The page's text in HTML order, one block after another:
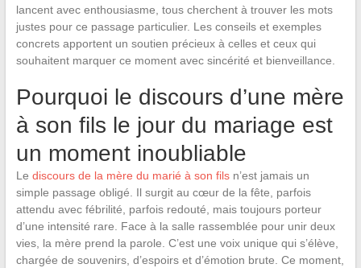
lancent avec enthousiasme, tous cherchent à trouver les mots
justes pour ce passage particulier. Les conseils et exemples
concrets apportent un soutien précieux à celles et ceux qui
souhaitent marquer ce moment avec sincérité et bienveillance.
Pourquoi le discours d’une mère
à son fils le jour du mariage est
un moment inoubliable
Le discours de la mère du marié à son filsn’est jamais un
simple passage obligé. Il surgit au cœur de la fête, parfois
attendu avec fébrilité, parfois redouté, mais toujours porteur
d’une intensité rare. Face à la salle rassemblée pour unir deux
vies, la mère prend la parole. C’est une voix unique qui s’élève,
chargée de souvenirs, d’espoirs et d’émotion brute. Ce moment,